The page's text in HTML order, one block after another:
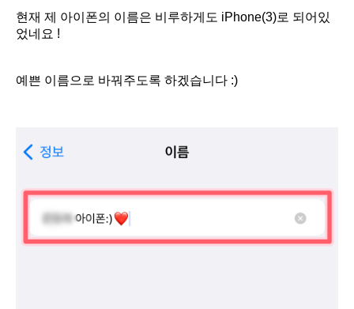
현재 제 아이폰의 이름은 비루하게도 iPhone(3)로 되어있
었네요 !
예쁜 이름으로 바꿔주도록 하겠습니다 :)